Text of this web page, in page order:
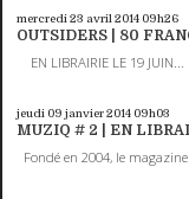
mercredi 23 avril 2014 09h26
OUTSIDERS | 80
EN LIBRAIRIE LE 19 JUIN...
jeudi 09 janvier 2014 09h03
MUZIQ # 2 | EN
Fondé en 2004, le magazine